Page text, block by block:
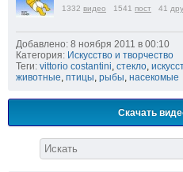
1332 видео 1541 пост 41
Добавлено: 8 ноября 2011 в 00:10
Категория: Искусство и творчество
Теги: vittorio costantini стекло
животные птицы рыбы насекомые
Скачать